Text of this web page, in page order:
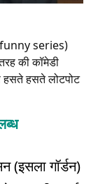
(funny series)
की कॉमेडी
हसते लोटपोट
गॉर्डन)